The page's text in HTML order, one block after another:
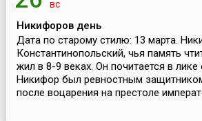
вс
Никифоров день
Дата по старому стилю: 13 марта.
Константинопольский, чья память
жил в 8-9 веках. Он почитается в лике
Никифор был ревностным
после воцарения на престоле